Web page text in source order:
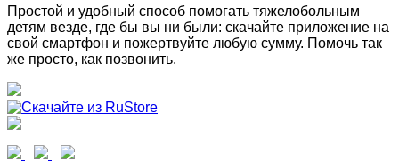
Простой и удобный способ помогать тяжелобольным
детям везде, где бы вы ни были: скачайте приложение на
свой смартфон и пожертвуйте любую сумму. Помочь так
же просто, как позвонить.